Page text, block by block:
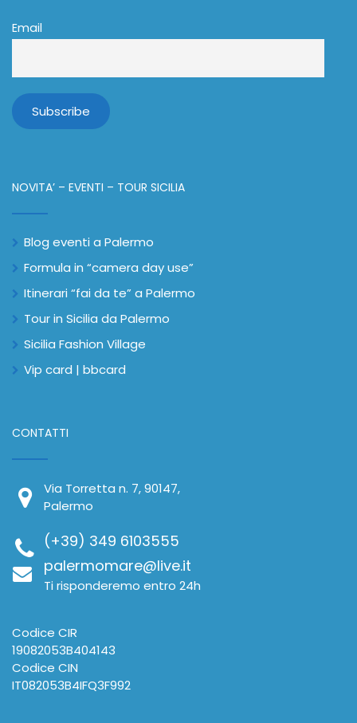
Email
NOVITA’ – EVENTI – TOUR SICILIA
Blog eventi a Palermo
Formula in “camera day use”
Itinerari “fai da te” a Palermo
Tour in Sicilia da Palermo
Sicilia Fashion Village
Vip card | bbcard
CONTATTI
Via Torretta n. 7, 90147,
Palermo
(+39) 349 6103555
palermomare@live.it
Ti risponderemo entro 24h
Codice CIR
19082053B404143
Codice CIN
IT082053B4IFQ3F992